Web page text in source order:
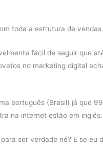
toda a estrutura de vendas
fácil de seguir que
no marketing digital
português (Brasil) já que
na internet estão em inglês.
ser verdade né? E se eu